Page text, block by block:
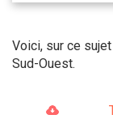
Voici, sur ce
Sud-Ouest.